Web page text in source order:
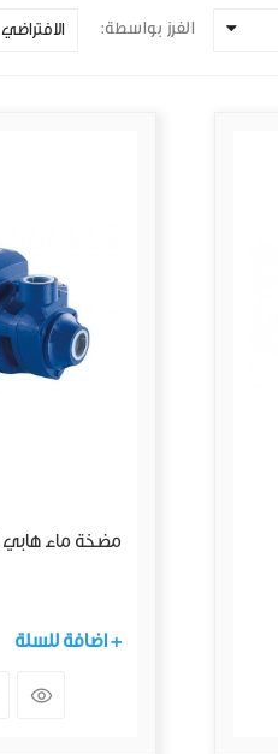
الفرز بواسطة: الافتراضي
مضخة ماء هابي 1 حصان 1 انش
+ اضافة للسلة